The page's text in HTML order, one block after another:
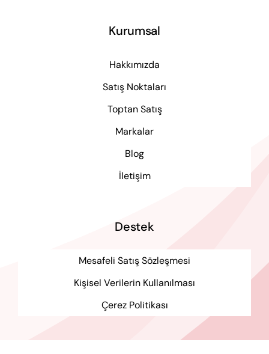
Kurumsal
Hakkımızda
Satış Noktaları
Toptan Satış
Markalar
Blog
İletişim
Destek
Mesafeli Satış Sözleşmesi
Kişisel Verilerin Kullanılması
Çerez Politikası